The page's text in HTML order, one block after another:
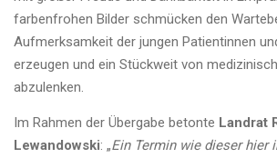
farbenfrohen Bilder schmücken den
Aufmerksamkeit der jungen Patientinnen
erzeugen und ein Stückweit von
abzulenken.
Im Rahmen der Übergabe betonte Landrat
Lewandowski: „Ein Termin wie dieser hier